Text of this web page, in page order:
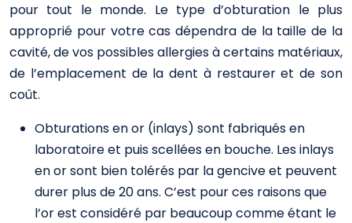
pour tout le monde. Le type d’obturation le plus
approprié pour votre cas dépendra de la taille de la
cavité, de vos possibles allergies à certains matériaux,
de l’emplacement de la dent à restaurer et de son
coût.
Obturations en or (inlays) sont fabriqués en
laboratoire et puis scellées en bouche. Les inlays
en or sont bien tolérés par la gencive et peuvent
durer plus de 20 ans. C’est pour ces raisons que
l’or est considéré par beaucoup comme étant le